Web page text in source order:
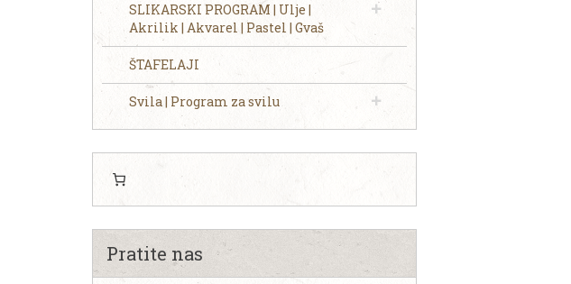
SLIKARSKI PROGRAM | Ulje |
Akrilik | Akvarel | Pastel | Gvaš
ŠTAFELAJI
Svila | Program za svilu
Pratite nas